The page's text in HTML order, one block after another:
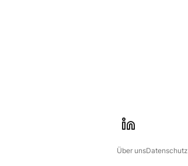
i
Über unsDatenschutz